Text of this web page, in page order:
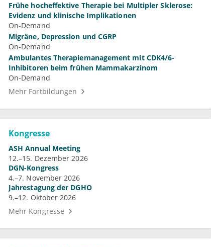
Frühe hocheffektive Therapie bei Multipler Sklerose:
Evidenz und klinische Implikationen
On-Demand
Migräne, Depression und CGRP
On-Demand
Ambulantes Therapiemanagement mit CDK4/6-
Inhibitoren beim frühen Mammakarzinom
On-Demand
Mehr Fortbildungen
Kongresse
ASH Annual Meeting
12.–15. Dezember 2026
DGN-Kongress
4.–7. November 2026
Jahrestagung der DGHO
9.–12. Oktober 2026
Mehr Kongresse